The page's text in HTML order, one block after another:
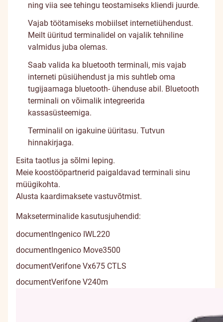
ning viia see tehingu teostamiseks kliendi juurde.
Vajab töötamiseks mobiilset internetiühendust.
Meilt üüritud terminalidel on vajalik tehniline
valmidus juba olemas.
Saab valida ka bluetooth terminali, mis vajab
interneti püsiühendust ja mis suhtleb oma
tugijaamaga bluetooth- ühenduse abil. Bluetooth
terminali on võimalik integreerida
kassasüsteemiga.
Terminalil on igakuine üüritasu. Tutvun
hinnakirjaga.
Esita taotlus ja sõlmi leping.
Meie koostööpartnerid paigaldavad terminali sinu
müügikohta.
Alusta kaardimaksete vastuvõtmist.
Makseterminalide kasutusjuhendid:
documentIngenico IWL220
documentIngenico Move3500
documentVerifone Vx675 CTLS
documentVerifone V240m